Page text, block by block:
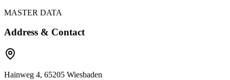
MASTER DATA
Address & Contact
Hainweg 4, 65205 Wiesbaden